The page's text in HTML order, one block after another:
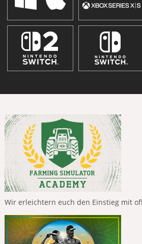
Wir erleichtern euch den Einstieg mit